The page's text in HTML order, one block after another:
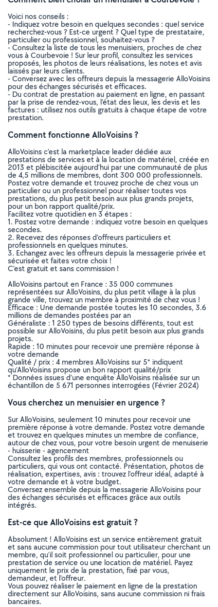
Voici nos conseils :
- Indiquez votre besoin en quelques secondes : quel service
recherchez-vous ? Est-ce urgent ? Quel type de prestataire,
particulier ou professionnel, souhaitez-vous ?
- Consultez la liste de tous les menuisiers, proches de chez
vous à Courbevoie ! Sur leur profil, consultez les services
proposés, les photos de leurs réalisations, les notes et avis
laissés par leurs clients.
- Conversez avec les offreurs depuis la messagerie AlloVoisins
pour des échanges sécurisés et efficaces.
- Du contrat de prestation au paiement en ligne, en passant
par la prise de rendez-vous, l’état des lieux, les devis et les
factures : utilisez nos outils gratuits à chaque étape de votre
prestation.
Comment fonctionne AlloVoisins ?
AlloVoisins c’est la marketplace leader dédiée aux
prestations de services et à la location de matériel, créée en
2013 et plébiscitée aujourd’hui par une communauté de plus
de 4,5 millions de membres, dont 300 000 professionnels.
Postez votre demande et trouvez proche de chez vous un
particulier ou un professionnel pour réaliser toutes vos
prestations, du plus petit besoin aux plus grands projets,
pour un bon rapport qualité/prix.
Facilitez votre quotidien en 3 étapes :
1. Postez votre demande : indiquez votre besoin en quelques
secondes.
2. Recevez des réponses d’offreurs particuliers et
professionnels en quelques minutes.
3. Echangez avec les offreurs depuis la messagerie privée et
sécurisée et faites votre choix !
C’est gratuit et sans commission !
AlloVoisins partout en France : 35 000 communes
représentées sur AlloVoisins, du plus petit village à la plus
grande ville, trouvez un membre à proximité de chez vous !
Efficace : Une demande postée toutes les 10 secondes, 3.6
millions de demandes postées par an
Généraliste : 1 250 types de besoins différents, tout est
possible sur AlloVoisins, du plus petit besoin aux plus grands
projets.
Rapide : 10 minutes pour recevoir une première réponse à
votre demande
Qualité / prix : 4 membres AlloVoisins sur 5* indiquent
qu’AlloVoisins propose un bon rapport qualité/prix
* Données issues d’une enquête AlloVoisins réalisée sur un
échantillon de 5 671 personnes interrogées (Février 2024)
Vous cherchez un menuisier en urgence ?
Sur AlloVoisins, seulement 10 minutes pour recevoir une
première réponse à votre demande. Postez votre demande
et trouvez en quelques minutes un membre de confiance,
autour de chez vous, pour votre besoin urgent de menuiserie
- huisserie - agencement
Consultez les profils des membres, professionnels ou
particuliers, qui vous ont contacté. Présentation, photos de
réalisation, expertises, avis : trouvez l'offreur idéal, adapté à
votre demande et à votre budget.
Conversez ensemble depuis la messagerie AlloVoisins pour
des échanges sécurisés et efficaces grâce aux outils
intégrés.
Est-ce que AlloVoisins est gratuit ?
Absolument ! AlloVoisins est un service entièrement gratuit
et sans aucune commission pour tout utilisateur cherchant un
membre, qu’il soit professionnel ou particulier, pour une
prestation de service ou une location de matériel. Payez
uniquement le prix de la prestation, fixé par vous,
demandeur, et l’offreur.
Vous pouvez réaliser le paiement en ligne de la prestation
directement sur AlloVoisins, sans aucune commission ni frais
bancaires.